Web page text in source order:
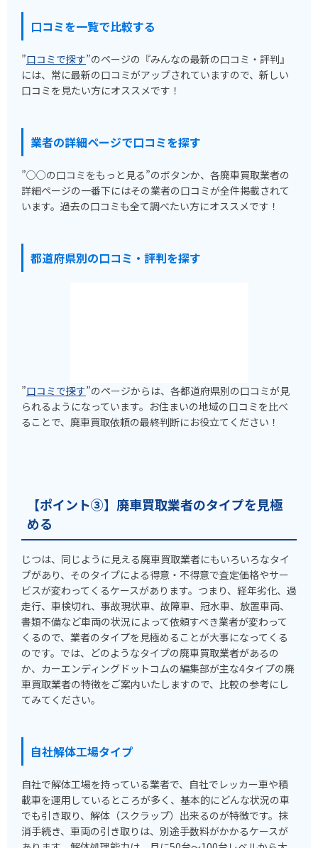
口コミを一覧で比較する
”口コミで探す”のページの『みんなの最新の口コミ・評判』
には、常に最新の口コミがアップされていますので、新しい
口コミを見たい方にオススメです！
業者の詳細ページで口コミを探す
”○○の口コミをもっと見る”のボタンか、各廃車買取業者の
詳細ページの一番下にはその業者の口コミが全件掲載されて
います。過去の口コミも全て調べたい方にオススメです！
都道府県別の口コミ・評判を探す
”口コミで探す”のページからは、各都道府県別の口コミが見
られるようになっています。お住まいの地域の口コミを比べ
ることで、廃車買取依頼の最終判断にお役立てください！
【ポイント③】廃車買取業者のタイプを見極
める
じつは、同じように見える廃車買取業者にもいろいろなタイ
プがあり、そのタイプによる得意・不得意で査定価格やサー
ビスが変わってくるケースがあります。つまり、経年劣化、過
走行、車検切れ、事故現状車、故障車、冠水車、放置車両、
書類不備など車両の状況によって依頼すべき業者が変わって
くるので、業者のタイプを見極めることが大事になってくる
のです。では、どのようなタイプの廃車買取業者があるの
か、カーエンディングドットコムの編集部が主な4タイプの廃
車買取業者の特徴をご案内いたしますので、比較の参考にし
てみてください。
自社解体工場タイプ
自社で解体工場を持っている業者で、自社でレッカー車や積
載車を運用しているところが多く、基本的にどんな状況の車
でも引き取り、解体（スクラップ）出来るのが特徴です。抹
消手続き、車両の引き取りは、別途手数料がかかるケースが